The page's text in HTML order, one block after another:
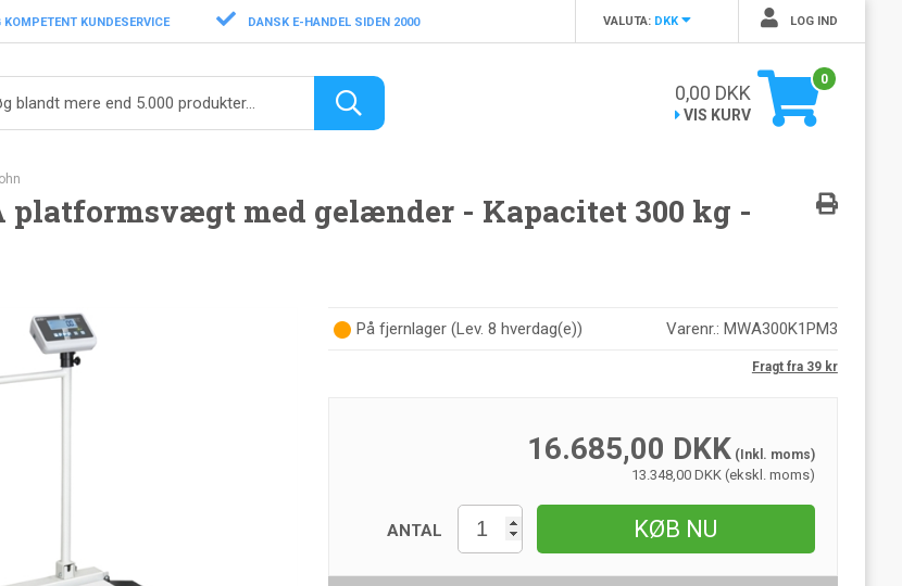
KOMPETENT KUNDESERVICE DANSK E-HANDEL SIDEN 2000 LOG IND
VALUTA: DKK
0
0,00 DKK
VIS KURV
platformsvægt med gelænder - Kapacitet 300 kg -
På fjernlager(Lev. 8 hverdag(e)) Varenr.: MWA300K1PM3
Fragt fra 39 kr
16.685,00 DKK (Inkl. moms)
13.348,00 DKK (ekskl. moms)
ANTAL KØB NU